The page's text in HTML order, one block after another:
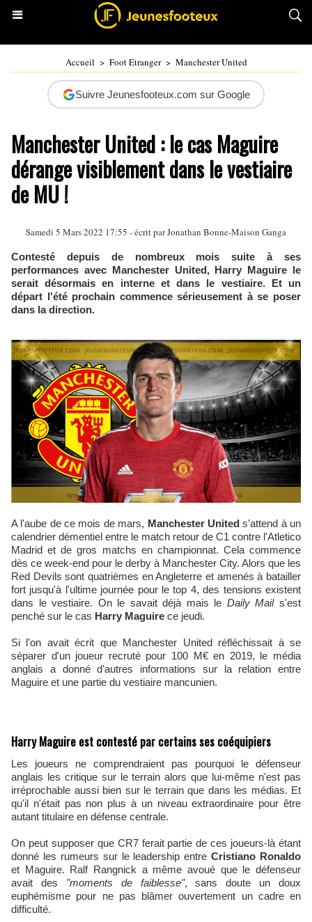
Accueil > Foot Etranger > Manchester United
Suivre Jeunesfooteux.com sur Google
Manchester United : le cas Maguire
dérange visiblement dans le vestiaire
de MU !
Samedi 5 Mars 2022 17:55 - écrit parJonathan Bonne-Maison Ganga
Contesté depuis de nombreux mois suite à ses
performances avec Manchester United, Harry Maguire le
serait désormais en interne et dans le vestiaire. Et un
départ l'été prochain commence sérieusement à se poser
dans la direction.
A l'aube de ce mois de mars, Manchester Uniteds'attend à un
calendrier démentiel entre le match retour de C1 contre l'Atletico
Madrid et de gros matchs en championnat. Cela commence
dès ce week-end pour le derby à Manchester City. Alors que les
Red Devils sont quatrièmes en Angleterre et amenés à batailler
fort jusqu'à l'ultime journée pour le top 4, des tensions existent
dans le vestiaire. On le savait déjà mais le Daily Mails'est
penché sur le cas Harry Maguire ce jeudi.
Si l'on avait écrit que Manchester United réfléchissait à se
séparer d'un joueur recruté pour 100 M€ en 2019, le média
anglais a donné d'autres informations sur la relation entre
Maguire et une partie du vestiaire mancunien.
Harry Maguire est contesté par certains ses coéquipiers
Les joueurs ne comprendraient pas pourquoi le défenseur
anglais les critique sur le terrain alors que lui-même n'est pas
irréprochable aussi bien sur le terrain que dans les médias. Et
qu'il n'était pas non plus à un niveau extraordinaire pour être
autant titulaire en défense centrale.
On peut supposer que CR7 ferait partie de ces joueurs-là étant
donné les rumeurs sur le leadership entreCristiano Ronaldo
et Maguire. Ralf Rangnick a même avoué que le défenseur
avait des "moments de faiblesse", sans doute un doux
euphémisme pour ne pas blâmer ouvertement un cadre en
difficulté.